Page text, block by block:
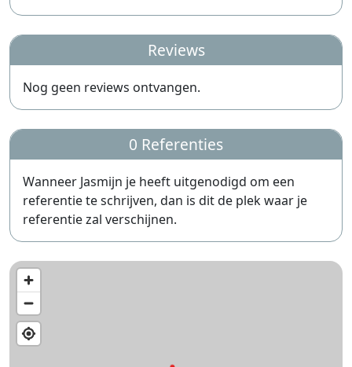
Reviews
Nog geen reviews ontvangen.
0 Referenties
Wanneer Jasmijn je heeft uitgenodigd om een
referentie te schrijven, dan is dit de plek waar je
referentie zal verschijnen.